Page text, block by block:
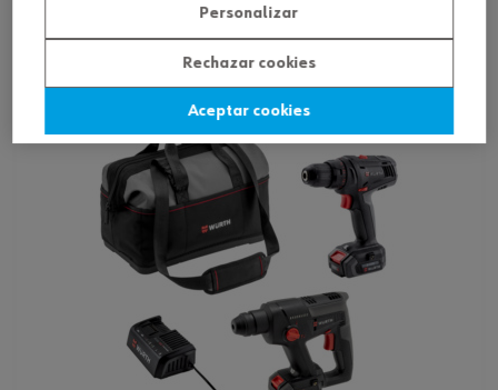
Personalizar
Rechazar cookies
Aceptar cookies